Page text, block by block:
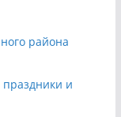
района
и